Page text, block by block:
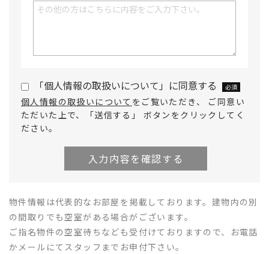
「個人情報の取扱いについて」に同意する 必須
個人情報の取扱いについて をご覧いただき、 ご同意い
ただいた上で、「送信する」 ボタンをクリックしてく
ださい。
物件情報は代表的なお部屋を掲載しております。建物内の別
の間取りでも空室がある場合がございます。
ご指名物件の空室待ちなども受付けておりますので、お電話
かメールにてスタッフまでお申付下さい。